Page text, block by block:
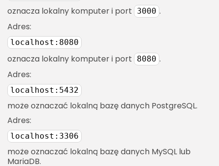
oznacza lokalny komputer i port 3000 .
Adres:
localhost:8080
oznacza lokalny komputer i port 8080 .
Adres:
localhost:5432
może oznaczać lokalną bazę danych PostgreSQL.
Adres:
localhost:3306
może oznaczać lokalną bazę danych MySQL lub
MariaDB.